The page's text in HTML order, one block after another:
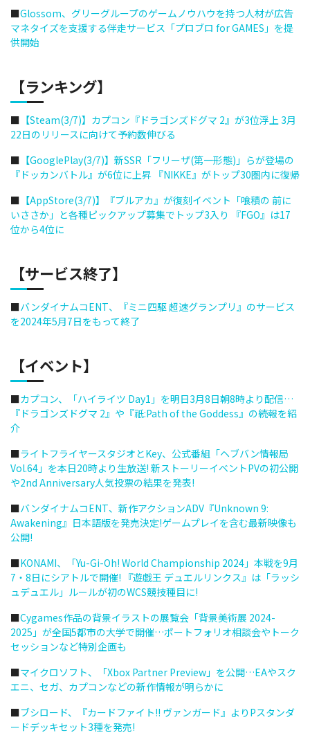
■Glossom、グリーグループのゲームノウハウを持つ人材が広告
マネタイズを支援する伴走サービス「プロブロ for GAMES」を提
供開始
【ランキング】
■ 【Steam(3/7)】カプコン『ドラゴンズドグマ 2』が3位浮上 3月
22日のリリースに向けて予約数伸びる
■ 【GooglePlay(3/7)】新SSR「フリーザ(第一形態)」らが登場の
『ドッカンバトル』が6位に上昇 『NIKKE』がトップ30圏内に復帰
■ 【AppStore(3/7)】『ブルアカ』が復刻イベント「喰積の 前に
いささか」と各種ピックアップ募集でトップ3入り 『FGO』は17
位から4位に
【サービス終了】
■バンダイナムコENT、『ミニ四駆 超速グランプリ』のサービス
を2024年5月7日をもって終了
【イベント】
■カプコン、「ハイライツ Day1」を明日3月8日朝8時より配信…
『ドラゴンズドグマ 2』や『祇:Path of the Goddess』の続報を紹
介
■ライトフライヤースタジオとKey、公式番組「ヘブバン情報局
Vol.64」を本日20時より生放送! 新ストーリーイベントPVの初公開
や2nd Anniversary人気投票の結果を発表!
■バンダイナムコENT、新作アクションADV『Unknown 9:
Awakening』日本語版を発売決定!ゲームプレイを含む最新映像も
公開!
■KONAMI、「Yu-Gi-Oh! World Championship 2024」本戦を9月
7・8日にシアトルで開催! 『遊戯王 デュエルリンクス』は「ラッシ
ュデュエル」ルールが初のWCS競技種目に!
■Cygames作品の背景イラストの展覧会「背景美術展 2024-
2025」が全国5都市の大学で開催…ポートフォリオ相談会やトーク
セッションなど特別企画も
■マイクロソフト、「Xbox Partner Preview」を公開…EAやスク
エニ、セガ、カプコンなどの新作情報が明らかに
■ブシロード、『カードファイト!! ヴァンガード』よりPスタンダ
ードデッキセット3種を発売!